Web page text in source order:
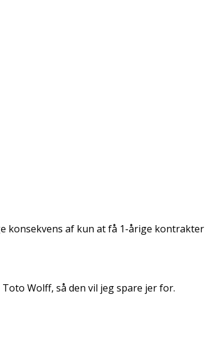
konsekvens af kun at få 1-årige kontrakter
Wolff, så den vil jeg spare jer for.